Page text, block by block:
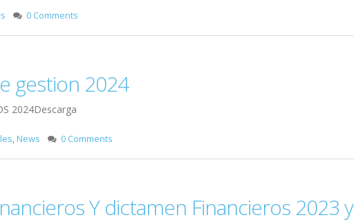
0 Comments
gestion 2024
2024Descarga
, News 0 Comments
Y dictamen Financieros 2023